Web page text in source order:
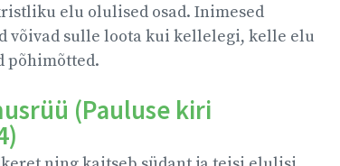
elu olulised osad. Inimesed
võivad sulle loota kui kellelegi, kelle elu
põhimõtted.
(Pauluse kiri